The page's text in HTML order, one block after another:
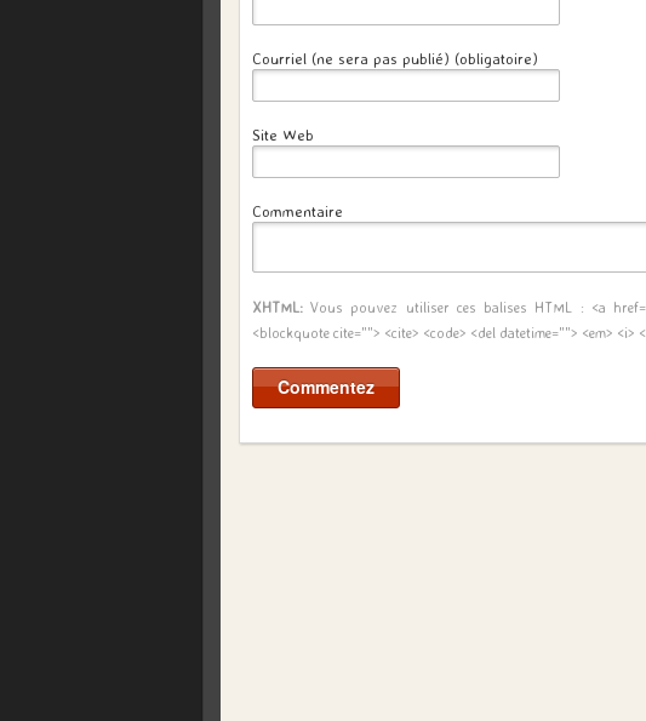
Courriel (ne sera pas publié) (obligatoire)
Site Web
Commentaire
XHTML: Vous pouvez utiliser ces balises HTML : <a
<blockquote cite=""> <cite> <code> <del datetime=""> <em>